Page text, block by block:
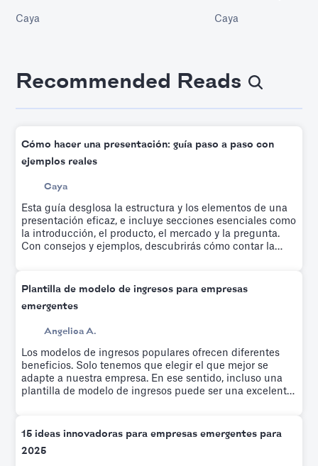
Caya Caya
Recommended Reads
Cómo hacer una presentación: guía paso a paso con
ejemplos reales
Caya
Esta guía desglosa la estructura y los elementos de una
presentación eficaz, e incluye secciones esenciales como
la introducción, el producto, el mercado y la pregunta.
Con consejos y ejemplos, descubrirás cómo contar la
preparando una reunión con inversores o una
presentación para un día de demostración, en este
artículo encontrarás la información necesaria para que tu
Plantilla de modelo de ingresos para empresas
emergentes
Angelica A.
Los modelos de ingresos populares ofrecen diferentes
beneficios. Solo tenemos que elegir el que mejor se
adapte a nuestra empresa. En ese sentido, incluso una
plantilla de modelo de ingresos puede ser una excelente
15 ideas innovadoras para empresas emergentes para
2025